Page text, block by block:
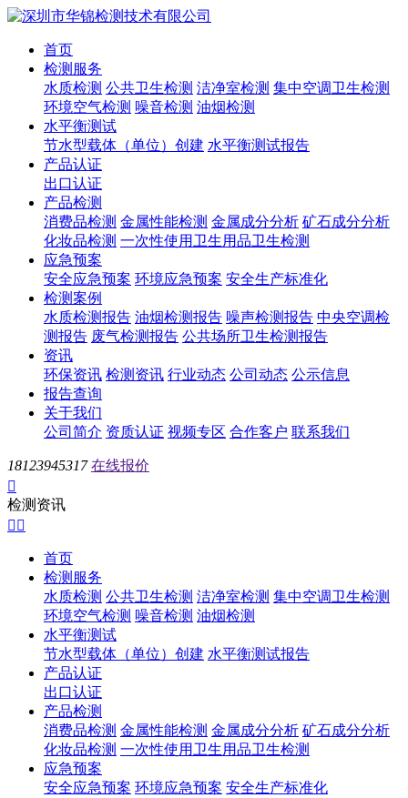
首页
检测服务
水质检测 公共卫生检测 洁净室检测 集中空调卫生检测
环境空气检测 噪音检测 油烟检测
水平衡测试
节水型载体（单位）创建 水平衡测试报告
产品认证
出口认证
产品检测
消费品检测 金属性能检测 金属成分分析 矿石成分分析
化妆品检测 一次性使用卫生用品卫生检测
应急预案
安全应急预案 环境应急预案 安全生产标准化
检测案例
水质检测报告 油烟检测报告 噪声检测报告 中央空调检
测报告 废气检测报告 公共场所卫生检测报告
资讯
环保资讯 检测资讯 行业动态 公司动态 公示信息
报告查询
关于我们
公司简介 资质认证 视频专区 合作客户 联系我们
18123945317 在线报价

检测资讯
 
首页
检测服务
水质检测 公共卫生检测 洁净室检测 集中空调卫生检测
环境空气检测 噪音检测 油烟检测
水平衡测试
节水型载体（单位）创建 水平衡测试报告
产品认证
出口认证
产品检测
消费品检测 金属性能检测 金属成分分析 矿石成分分析
化妆品检测 一次性使用卫生用品卫生检测
应急预案
安全应急预案 环境应急预案 安全生产标准化